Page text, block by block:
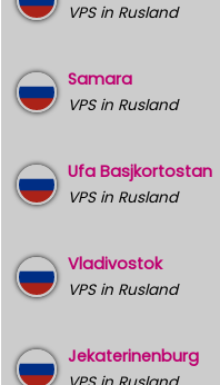
VPS in Rusland
Samara
VPS in Rusland
Ufa Basjkortostan
VPS in Rusland
Vladivostok
VPS in Rusland
Jekaterinenburg